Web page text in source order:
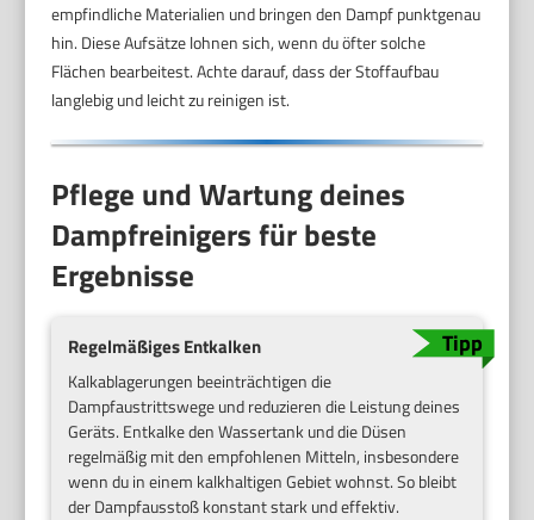
empfindliche Materialien und bringen den Dampf punktgenau
hin. Diese Aufsätze lohnen sich, wenn du öfter solche
Flächen bearbeitest. Achte darauf, dass der Stoffaufbau
langlebig und leicht zu reinigen ist.
Pflege und Wartung deines
Dampfreinigers für beste
Ergebnisse
Regelmäßiges Entkalken
Kalkablagerungen beeinträchtigen die
Dampfaustrittswege und reduzieren die Leistung deines
Geräts. Entkalke den Wassertank und die Düsen
regelmäßig mit den empfohlenen Mitteln, insbesondere
wenn du in einem kalkhaltigen Gebiet wohnst. So bleibt
der Dampfausstoß konstant stark und effektiv.